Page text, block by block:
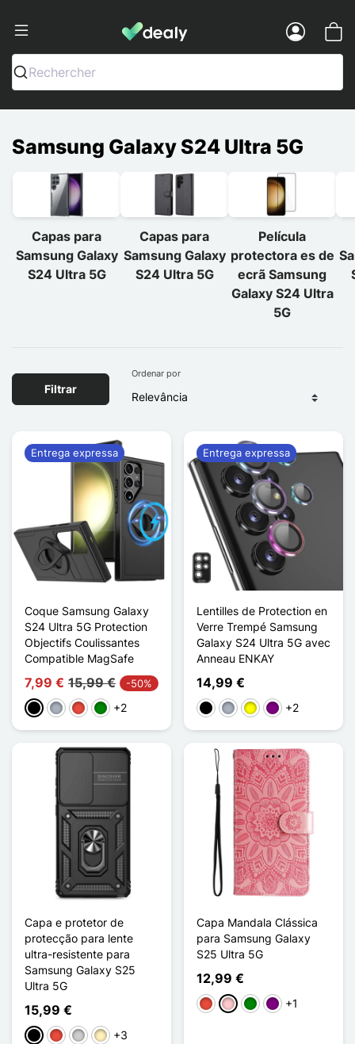
Dealy - Capas e acessórios para
Rechercher
Samsung Galaxy S24 Ultra 5G
Capas para
Samsung Galaxy
S24 Ultra 5G
Capas para
Samsung Galaxy
S24 Ultra 5G
Película
protectora es de
ecrã Samsung
Galaxy S24 Ultra
5G
Filtrar
Ordenar por
Coque Samsung Galaxy
S24 Ultra 5G Protection
Objectifs Coulissantes
Compatible MagSafe
7,99 € 15,99 € -50%
PretoCinzentoVermelho
Verde
+2
Entrega expressa
Lentilles de Protection en
Verre Trempé Samsung
Galaxy S24 Ultra 5G avec
Anneau ENKAY
14,99 €
PretoCinzento
AmareloPúrpura
+2
Entrega expressa
Capa e protetor de
protecção para lente
ultra-resistente para
Samsung Galaxy S25
Ultra 5G
15,99 €
PretoVermelho
PrataOuro+3
Capa Mandala Clássica
para Samsung Galaxy
S25 Ultra 5G
12,99 €
Vermelho
RosaVerdePúrpura
+1